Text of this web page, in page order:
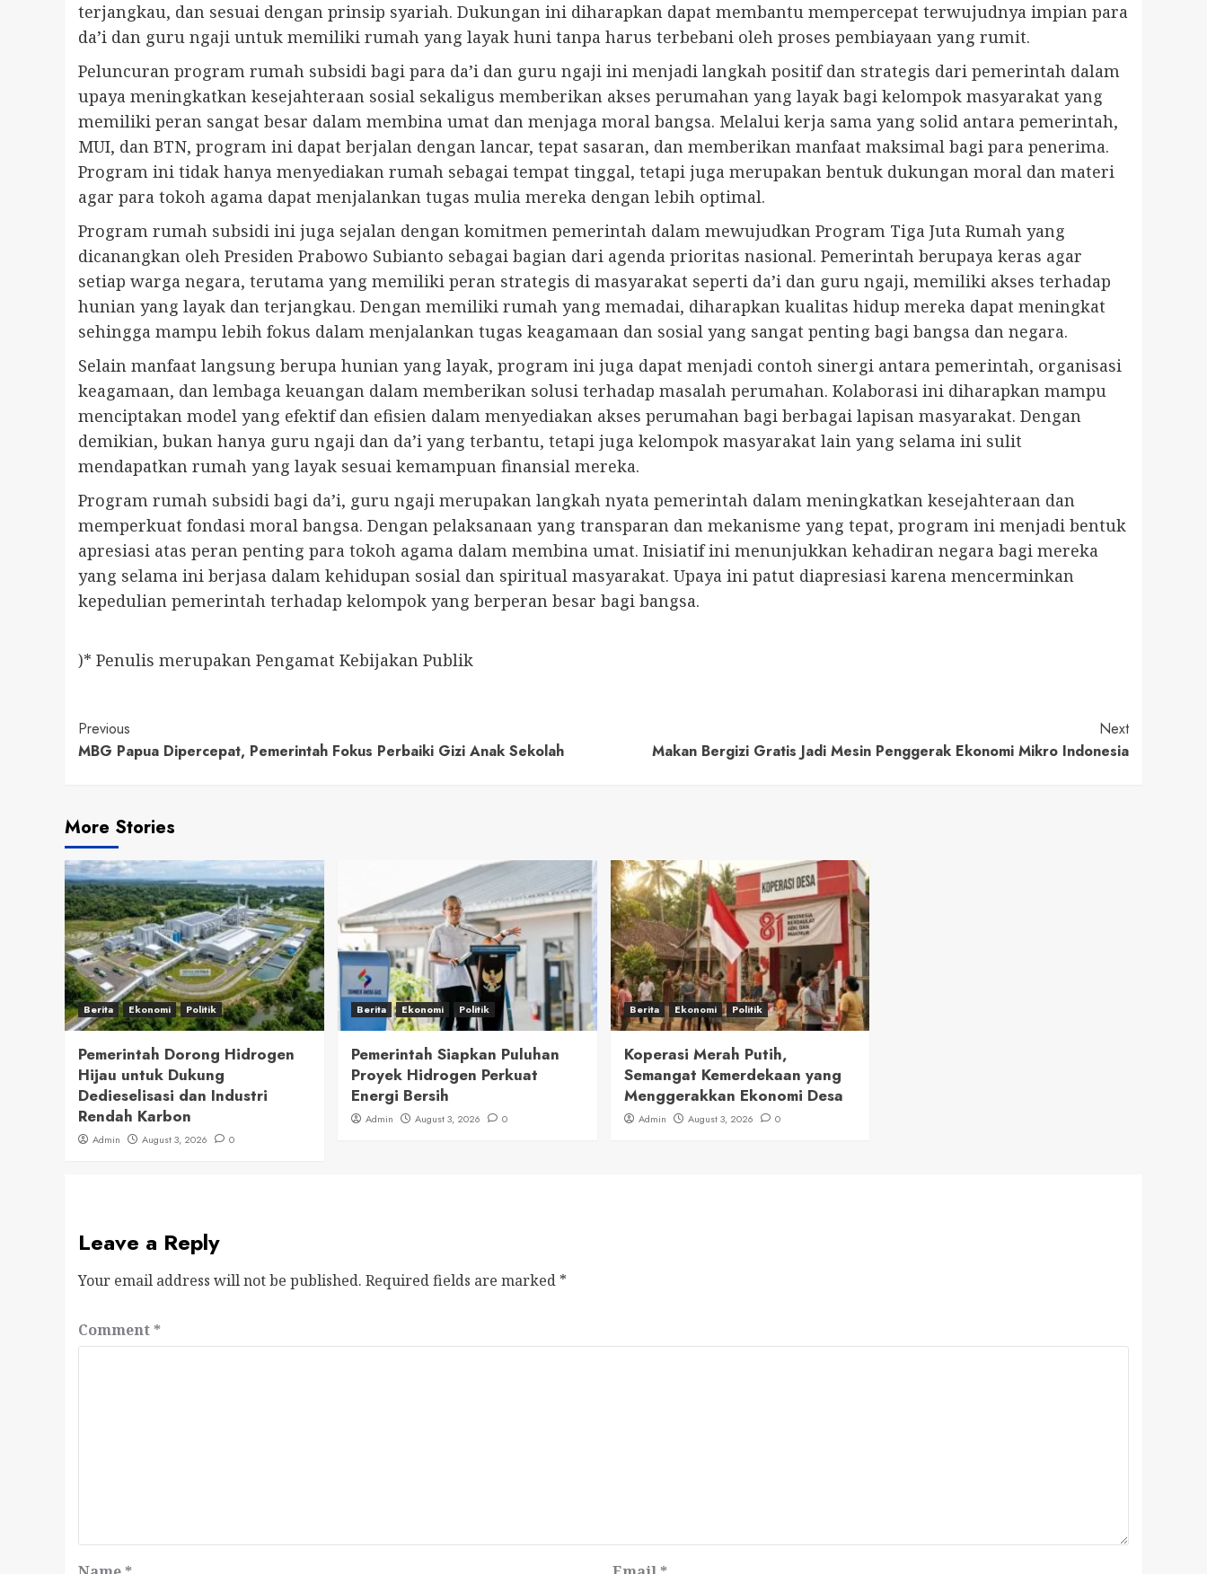
terjangkau, dan sesuai dengan prinsip syariah. Dukungan ini diharapkan dapat membantu mempercepat terwujudnya impian para
da’i dan guru ngaji untuk memiliki rumah yang layak huni tanpa harus terbebani oleh proses pembiayaan yang rumit.
Peluncuran program rumah subsidi bagi para da’i dan guru ngaji ini menjadi langkah positif dan strategis dari pemerintah dalam
upaya meningkatkan kesejahteraan sosial sekaligus memberikan akses perumahan yang layak bagi kelompok masyarakat yang
memiliki peran sangat besar dalam membina umat dan menjaga moral bangsa. Melalui kerja sama yang solid antara pemerintah,
MUI, dan BTN, program ini dapat berjalan dengan lancar, tepat sasaran, dan memberikan manfaat maksimal bagi para penerima.
Program ini tidak hanya menyediakan rumah sebagai tempat tinggal, tetapi juga merupakan bentuk dukungan moral dan materi
agar para tokoh agama dapat menjalankan tugas mulia mereka dengan lebih optimal.
Program rumah subsidi ini juga sejalan dengan komitmen pemerintah dalam mewujudkan Program Tiga Juta Rumah yang
dicanangkan oleh Presiden Prabowo Subianto sebagai bagian dari agenda prioritas nasional. Pemerintah berupaya keras agar
setiap warga negara, terutama yang memiliki peran strategis di masyarakat seperti da’i dan guru ngaji, memiliki akses terhadap
hunian yang layak dan terjangkau. Dengan memiliki rumah yang memadai, diharapkan kualitas hidup mereka dapat meningkat
sehingga mampu lebih fokus dalam menjalankan tugas keagamaan dan sosial yang sangat penting bagi bangsa dan negara.
Selain manfaat langsung berupa hunian yang layak, program ini juga dapat menjadi contoh sinergi antara pemerintah, organisasi
keagamaan, dan lembaga keuangan dalam memberikan solusi terhadap masalah perumahan. Kolaborasi ini diharapkan mampu
menciptakan model yang efektif dan efisien dalam menyediakan akses perumahan bagi berbagai lapisan masyarakat. Dengan
demikian, bukan hanya guru ngaji dan da’i yang terbantu, tetapi juga kelompok masyarakat lain yang selama ini sulit
mendapatkan rumah yang layak sesuai kemampuan finansial mereka.
Program rumah subsidi bagi da’i, guru ngaji merupakan langkah nyata pemerintah dalam meningkatkan kesejahteraan dan
memperkuat fondasi moral bangsa. Dengan pelaksanaan yang transparan dan mekanisme yang tepat, program ini menjadi bentuk
apresiasi atas peran penting para tokoh agama dalam membina umat. Inisiatif ini menunjukkan kehadiran negara bagi mereka
yang selama ini berjasa dalam kehidupan sosial dan spiritual masyarakat. Upaya ini patut diapresiasi karena mencerminkan
kepedulian pemerintah terhadap kelompok yang berperan besar bagi bangsa.
)* Penulis merupakan Pengamat Kebijakan Publik
Continue
Reading
Previous
MBG Papua Dipercepat, Pemerintah Fokus Perbaiki Gizi Anak Sekolah
Next
Makan Bergizi Gratis Jadi Mesin Penggerak Ekonomi Mikro Indonesia
More Stories
Berita Ekonomi Politik
Pemerintah Dorong Hidrogen
Hijau untuk Dukung
Dedieselisasi dan Industri
Rendah Karbon
Admin August 3, 2026 0
Berita Ekonomi Politik
Pemerintah Siapkan Puluhan
Proyek Hidrogen Perkuat
Energi Bersih
Admin August 3, 2026 0
Berita Ekonomi Politik
Koperasi Merah Putih,
Semangat Kemerdekaan yang
Menggerakkan Ekonomi Desa
Admin August 3, 2026 0
Leave a Reply
Your email address will not be published. Required fields are marked *
Comment *